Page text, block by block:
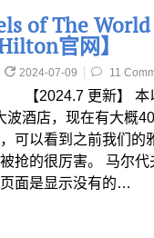
of The
官网】
2024-07-09 11
【2024.7 更新】
酒店，现在有大概
可以看到之前我们的
抢的很厉害。 马尔
面是显示没有的…